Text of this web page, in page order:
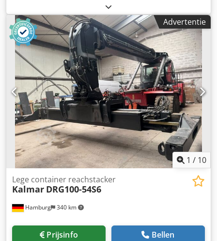
Advertentie
1 / 10
Hamburg 340 km
Lege container reachstacker
Kalmar DRG100-54S6
Prijsinfo Bellen